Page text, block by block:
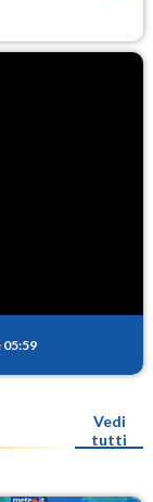
05:59
Vedi
tutti